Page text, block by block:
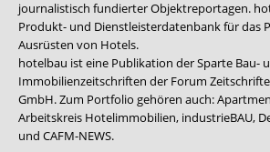
journalistisch fundierter Objektreportagen.
Produkt- und Dienstleisterdatenbank für das
Ausrüsten von Hotels.
hotelbau ist eine Publikation der Sparte Bau-
Immobilienzeitschriften der Forum
GmbH. Zum Portfolio gehören auch:
Arbeitskreis Hotelimmobilien, industrieBAU,
und CAFM-NEWS.